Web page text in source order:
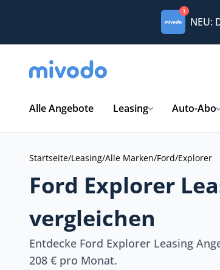
1
NEU:
Alle Angebote Leasing Auto-Abo
Startseite/Leasing/Alle Marken/Ford/Explorer
Ford Explorer
vergleichen
Entdecke Ford Explorer Leasing
208 € pro Monat.